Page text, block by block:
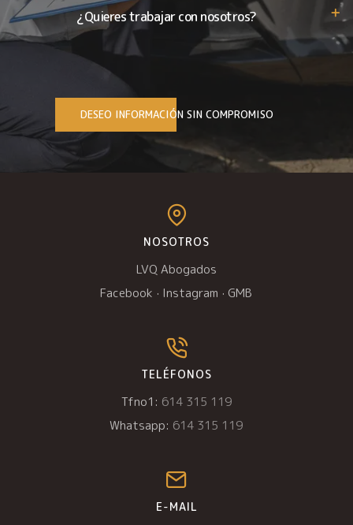
¿Quieres trabajar con nosotros?
DESEO INFORMACIÓN SIN COMPROMISO
NOSOTROS
LVQ Abogados
Facebook · Instagram · GMB
TELÉFONOS
Tfno1: 614 315 119
Whatsapp: 614 315 119
E-MAIL